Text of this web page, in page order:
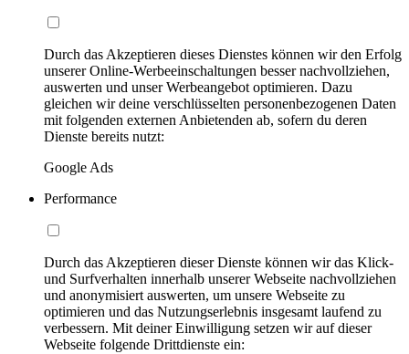
Durch das Akzeptieren dieses Dienstes können wir den Erfolg
unserer Online-Werbeeinschaltungen besser nachvollziehen,
auswerten und unser Werbeangebot optimieren. Dazu
gleichen wir deine verschlüsselten personenbezogenen Daten
mit folgenden externen Anbietenden ab, sofern du deren
Dienste bereits nutzt:
Google Ads
Performance
Durch das Akzeptieren dieser Dienste können wir das Klick-
und Surfverhalten innerhalb unserer Webseite nachvollziehen
und anonymisiert auswerten, um unsere Webseite zu
optimieren und das Nutzungserlebnis insgesamt laufend zu
verbessern. Mit deiner Einwilligung setzen wir auf dieser
Webseite folgende Drittdienste ein: